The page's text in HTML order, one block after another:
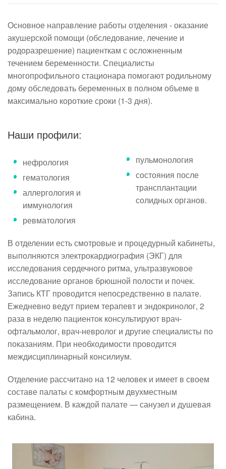
Основное направление работы отделения - оказание
акушерской помощи (обследование, лечение и
родоразрешение) пациенткам с осложненным
течением беременности. Специалисты
многопрофильного стационара помогают родильному
дому обследовать беременных в полном объеме в
максимально короткие сроки (1-3 дня).
Наши профили:
нефрология
гематология
аллергология и
иммунология
ревматология
пульмонология
состояния после
трансплантации
солидных органов.
В отделении есть смотровые и процедурный кабинеты,
выполняются электрокардиография (ЭКГ) для
исследования сердечного ритма, ультразвуковое
исследование органов брюшной полости и почек.
Запись КТГ проводится непосредственно в палате.
Ежедневно ведут прием терапевт и эндокринолог, 2
раза в неделю пациенток консультируют врач-
офтальмолог, врач-невролог и другие специалисты по
показаниям. При необходимости проводится
междисциплинарный консилиум.
Отделение рассчитано на 12 человек и имеет в своем
составе палаты с комфортным двухместным
размещением. В каждой палате — санузел и душевая
кабина.